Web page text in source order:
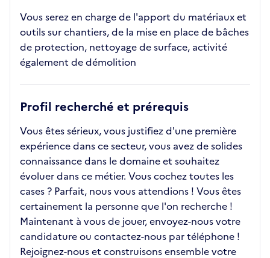
Vous serez en charge de l'apport du matériaux et
outils sur chantiers, de la mise en place de bâches
de protection, nettoyage de surface, activité
également de démolition
Profil recherché et prérequis
Vous êtes sérieux, vous justifiez d'une première
expérience dans ce secteur, vous avez de solides
connaissance dans le domaine et souhaitez
évoluer dans ce métier. Vous cochez toutes les
cases ? Parfait, nous vous attendions ! Vous êtes
certainement la personne que l'on recherche !
Maintenant à vous de jouer, envoyez-nous votre
candidature ou contactez-nous par téléphone !
Rejoignez-nous et construisons ensemble votre